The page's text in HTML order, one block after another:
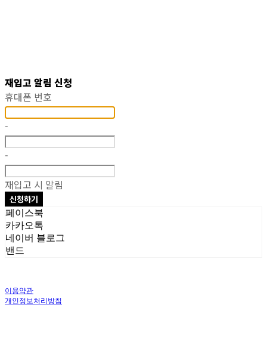
재입고 알림 신청
휴대폰 번호
-
-
재입고 시 알림
신청하기
페이스북
카카오톡
네이버 블로그
밴드
이용약관
개인정보처리방침